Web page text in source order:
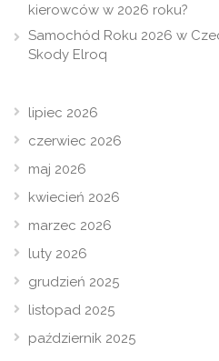
kierowców w 2026 roku?
Samochód Roku 2026 w
Skody Elroq
lipiec 2026
czerwiec 2026
maj 2026
kwiecień 2026
marzec 2026
luty 2026
grudzień 2025
listopad 2025
październik 2025